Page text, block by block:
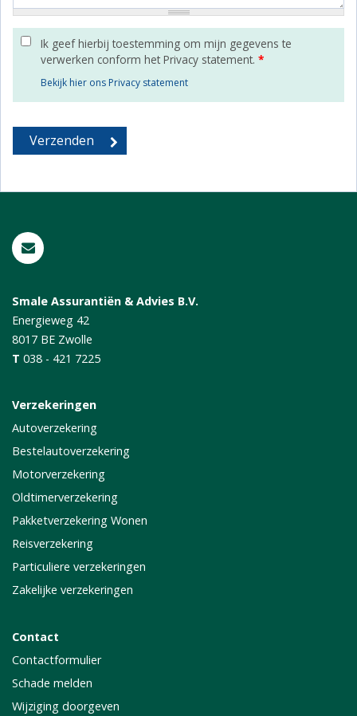
Ik geef hierbij toestemming om mijn gegevens te
verwerken conform het Privacy statement. *
Bekijk hier ons Privacy statement
Smale Assurantiën & Advies B.V.
Energieweg 42
8017 BE Zwolle
T 038 - 421 7225
Verzekeringen
Autoverzekering
Bestelautoverzekering
Motorverzekering
Oldtimerverzekering
Pakketverzekering Wonen
Reisverzekering
Particuliere verzekeringen
Zakelijke verzekeringen
Contact
Contactformulier
Schade melden
Wijziging doorgeven